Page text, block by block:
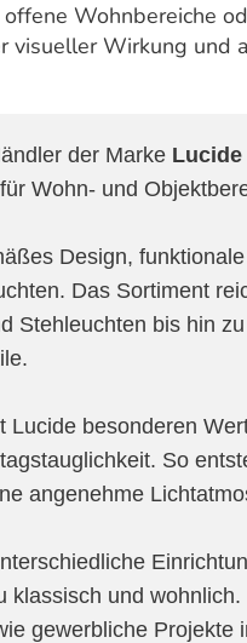
Wohnbereiche
visueller Wirkung und
der Marke Lucide
Wohn- und
Design,
Das Sortiment
Stehleuchten bis hin
Lucide besonderen
So
angenehme
klassisch und
gewerbliche Projekte